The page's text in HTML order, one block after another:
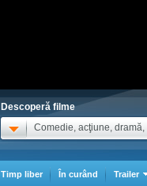
Descoperă filme
Comedie, acţiune, dramă,
Timp liber În curând Trailer